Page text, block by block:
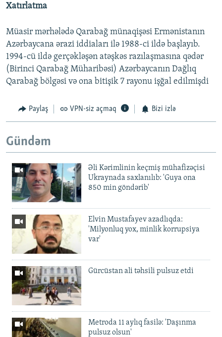
Xatırlatma
Müasir mərhələdə Qarabağ münaqişəsi Ermənistanın
Azərbaycana ərazi iddiaları ilə 1988-ci ildə başlayıb.
1994-cü ildə gerçəkləşən atəşkəs razılaşmasına qədər
(Birinci Qarabağ Müharibəsi) Azərbaycanın Dağlıq
Qarabağ bölgəsi və ona bitişik 7 rayonu işğal edilmişdi
Paylaş VPN-siz açmaq Bizi izlə
Gündəm
Əli Kərimlinin keçmiş mühafizəçisi
Ukraynada saxlanılıb: 'Guya ona
850 min göndərib'
Elvin Mustafayev azadlıqda:
'Milyonluq yox, minlik korrupsiya
var'
Gürcüstan ali təhsili pulsuz etdi
Metroda 11 aylıq fasilə: 'Daşınma
pulsuz olsun'